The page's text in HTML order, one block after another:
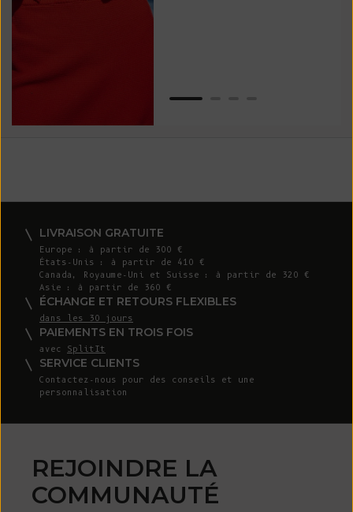
LIVRAISON GRATUITE
Europe : à partir de 300 €
États-Unis : à partir de 410 €
Canada, Royaume-Uni et Suisse : à partir de 320 €
Asie : à partir de 360 €
ÉCHANGE ET RETOURS FLEXIBLES
dans les 30 jours
PAIEMENTS EN TROIS FOIS
avec SplitIt
SERVICE CLIENTS
Contactez-nous pour des conseils et une
personnalisation
REJOINDRE LA
COMMUNAUTÉ